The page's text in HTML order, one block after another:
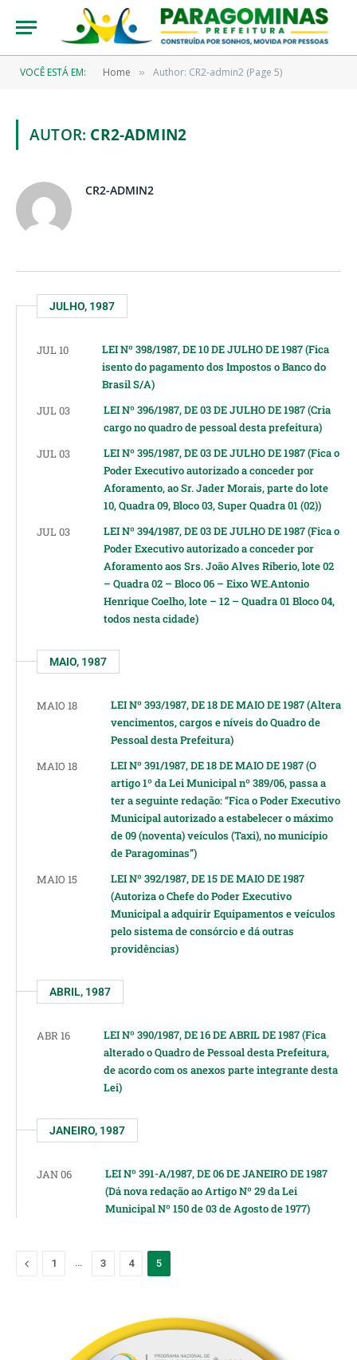
VOCÊ ESTÁ EM: Home » Author: CR2-admin2 (Page 5)
AUTOR: CR2-ADMIN2
CR2-ADMIN2
JULHO, 1987
JUL 10
LEI Nº 398/1987, DE 10 DE JULHO DE 1987 (Fica
isento do pagamento dos Impostos o Banco do
Brasil S/A)
JUL 03
LEI Nº 396/1987, DE 03 DE JULHO DE 1987 (Cria
cargo no quadro de pessoal desta prefeitura)
JUL 03
LEI Nº 395/1987, DE 03 DE JULHO DE 1987 (Fica o
Poder Executivo autorizado a conceder por
Aforamento, ao Sr. Jader Morais, parte do lote
10, Quadra 09, Bloco 03, Super Quadra 01 (02))
JUL 03
LEI Nº 394/1987, DE 03 DE JULHO DE 1987 (Fica o
Poder Executivo autorizado a conceder por
Aforamento aos Srs. João Alves Riberio, lote 02
– Quadra 02 – Bloco 06 – Eixo WE.Antonio
Henrique Coelho, lote – 12 – Quadra 01 Bloco 04,
todos nesta cidade)
MAIO, 1987
MAIO 18
LEI Nº 393/1987, DE 18 DE MAIO DE 1987 (Altera
vencimentos, cargos e níveis do Quadro de
Pessoal desta Prefeitura)
MAIO 18
LEI Nº 391/1987, DE 18 DE MAIO DE 1987 (O
artigo 1º da Lei Municipal nº 389/06, passa a
ter a seguinte redação: “Fica o Poder Executivo
Municipal autorizado a estabelecer o máximo
de 09 (noventa) veículos (Taxi), no município
de Paragominas”)
MAIO 15
LEI Nº 392/1987, DE 15 DE MAIO DE 1987
(Autoriza o Chefe do Poder Executivo
Municipal a adquirir Equipamentos e veículos
pelo sistema de consórcio e dá outras
providências)
ABRIL, 1987
ABR 16
LEI Nº 390/1987, DE 16 DE ABRIL DE 1987 (Fica
alterado o Quadro de Pessoal desta Prefeitura,
de acordo com os anexos parte integrante desta
Lei)
JANEIRO, 1987
JAN 06
LEI Nº 391-A/1987, DE 06 DE JANEIRO DE 1987
(Dá nova redação ao Artigo Nº 29 da Lei
Municipal Nº 150 de 03 de Agosto de 1977)
Previous
1 … 3 4 5